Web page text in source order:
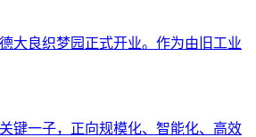
大良织梦园正式开业。作为由旧工业
键一子，正向规模化、智能化、高效